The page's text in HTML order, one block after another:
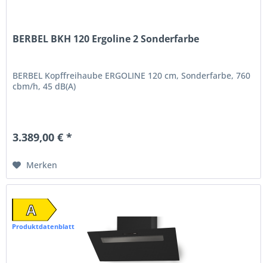
BERBEL BKH 120 Ergoline 2 Sonderfarbe
BERBEL Kopffreihaube ERGOLINE 120 cm, Sonderfarbe, 760
cbm/h, 45 dB(A)
3.389,00 € *
Merken
A
Produktdatenblatt